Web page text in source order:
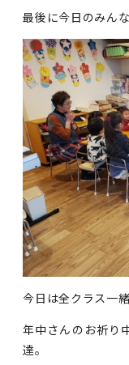
最後に今日のみん
今日は全クラス一
年中さんのお祈り
達。